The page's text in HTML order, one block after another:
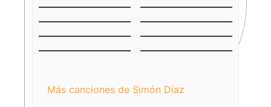
(El Becerrito)
Burrito Sabanero
El Niño del Ávila
Falconiano
Llanero
Venezuela
Mercedes
Llena
Más canciones de Simón Díaz​